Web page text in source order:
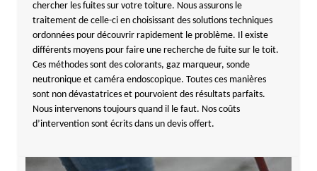
chercher les fuites sur votre toiture. Nous assurons le
traitement de celle-ci en choisissant des solutions techniques
ordonnées pour découvrir rapidement le problème. Il existe
différents moyens pour faire une recherche de fuite sur le toit.
Ces méthodes sont des colorants, gaz marqueur, sonde
neutronique et caméra endoscopique. Toutes ces manières
sont non dévastatrices et pourvoient des résultats parfaits.
Nous intervenons toujours quand il le faut. Nos coûts
d’intervention sont écrits dans un devis offert.